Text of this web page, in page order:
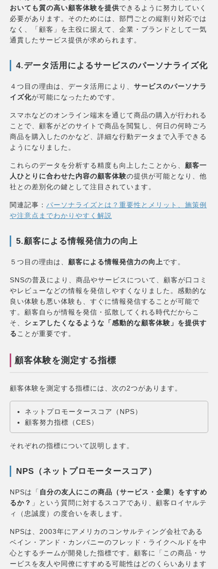
おいても質の高い顧客体験を提供できるように努力していく
必要があります。そのためには、部門ごとの縦割り対応では
なく、「顧客」を主役に据えて、企業・ブランドとして一気
通貫したサービス提供が求められます。
4.データ活用によるサービスのパーソナライズ化
４つ目の理由は、データ活用により、 サービスのパーソナラ
イズ化が可能になったためです。
スマホなどのオンライン端末を通じて商品の購入が行われる
ことで、顧客がどのサイトで商品を閲覧し、何日の何時ごろ
商品を購入したのかなど、詳細な行動データまで入手できる
ようになりました。
これらのデータを分析する精度も向上したことから、 顧客一
人ひとりに合わせた内容の顧客体験の提供が可能となり、他
社との差別化の鍵として注目されています。
関連記事： パーソナライズとは？重要性とメリット、施策例
や注意点までわかりやすく解説
5.顧客による情報発信力の向上
５つ目の理由は、 顧客による情報発信力の向上です。
SNSの普及により、商品やサービスについて、顧客が口コミ
やレビューなどの情報を発信しやすくなりました。感動的な
良い体験も悪い体験も、すぐに情報発信することが可能で
す。顧客自らが情報を発信・拡散してくれる時代だからこ
そ、 シェアしたくなるような「感動的な顧客体験」を提供す
る ことが重要です。
顧客体験を測定する指標
顧客体験を測定する指標には、次の2つがあります。
ネットプロモータースコア（NPS）
顧客努力指標（CES）
それぞれの指標について説明します。
NPS（ネットプロモータースコア）
NPSは「 自分の友人にこの商品（サービス・企業）をすすめ
るか？ 」という質問に対するスコアであり、顧客ロイヤルテ
ィ（忠誠度）の度合いを表します。
NPSは、2003年にアメリカのコンサルティング会社である
ベイン・アンド・カンパニーのフレッド・ライクヘルドを中
心とするチームが開発した指標です。顧客に「この商品・サ
ービスを友人や同僚にすすめる可能性はどのくらいあります